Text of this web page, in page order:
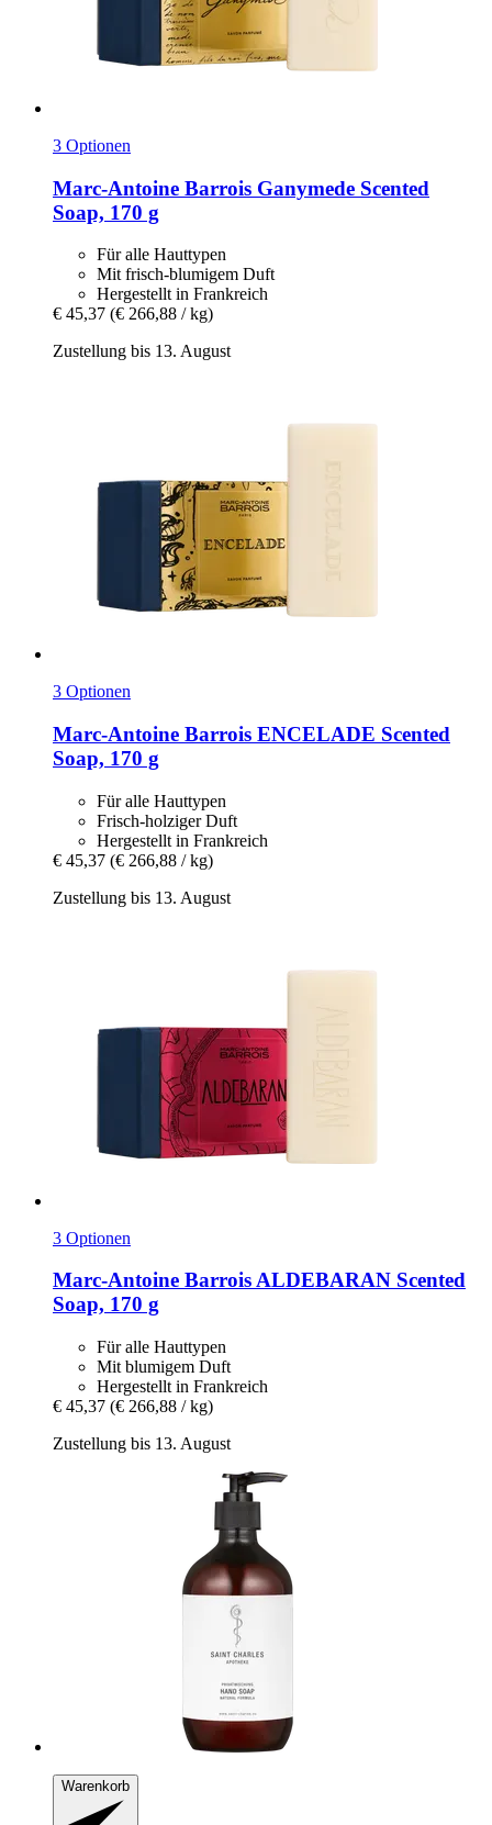
3 Optionen
Marc-Antoine Barrois Ganymede Scented
Soap, 170 g
Für alle Hauttypen
Mit frisch-blumigem Duft
Hergestellt in Frankreich
€ 45,37 (€ 266,88 / kg)
Zustellung bis 13. August
3 Optionen
Marc-Antoine Barrois ENCELADE Scented
Soap, 170 g
Für alle Hauttypen
Frisch-holziger Duft
Hergestellt in Frankreich
€ 45,37 (€ 266,88 / kg)
Zustellung bis 13. August
3 Optionen
Marc-Antoine BarroisALDEBARAN Scented
Soap, 170 g
Für alle Hauttypen
Mit blumigem Duft
Hergestellt in Frankreich
€ 45,37 (€ 266,88 / kg)
Zustellung bis 13. August
Warenkorb